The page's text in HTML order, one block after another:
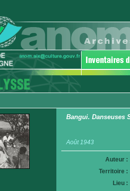
Bangui. Danseuses
Août 1943
Auteur :
Territoire :
Lieu :